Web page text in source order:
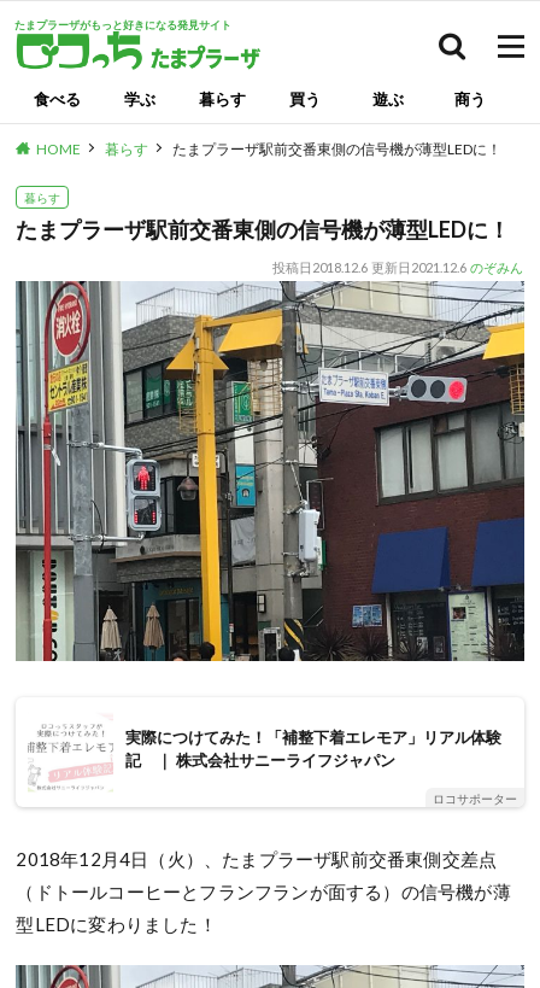
たまプラーザがもっと好きになる発見サイト
食べる 学ぶ 暮らす 買う 遊ぶ 商う
HOME 暮らす たまプラーザ駅前交番東側の信号機が薄型LEDに！
暮らす
たまプラーザ駅前交番東側の信号機が薄型LEDに！
投稿日 2018.12.6 更新日 2021.12.6 のぞみん
実際につけてみた！「補整下着エレモア」リアル体験
記 ｜ 株式会社サニーライフジャパン
ロコサポーター
2018年12月4日（火）、たまプラーザ駅前交番東側交差点
（ドトールコーヒーとフランフランが面する）の信号機が薄
型LEDに変わりました！